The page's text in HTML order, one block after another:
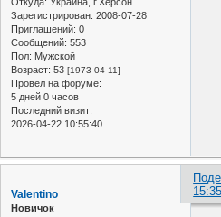
Откуда: Украина, г.Херсон
Зарегистрирован: 2008-07-28
Приглашений: 0
Сообщений: 553
Пол: Мужской
Возраст: 53 [1973-04-11]
Провел на форуме:
5 дней 0 часов
Последний визит:
2026-04-22 10:55:40
Valentino
Новичок